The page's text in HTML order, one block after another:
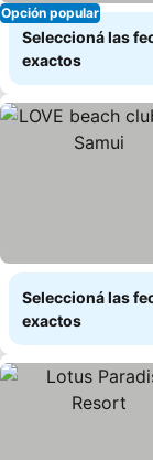
Opción popular
Seleccioná las
exactos
Seleccioná las
exactos